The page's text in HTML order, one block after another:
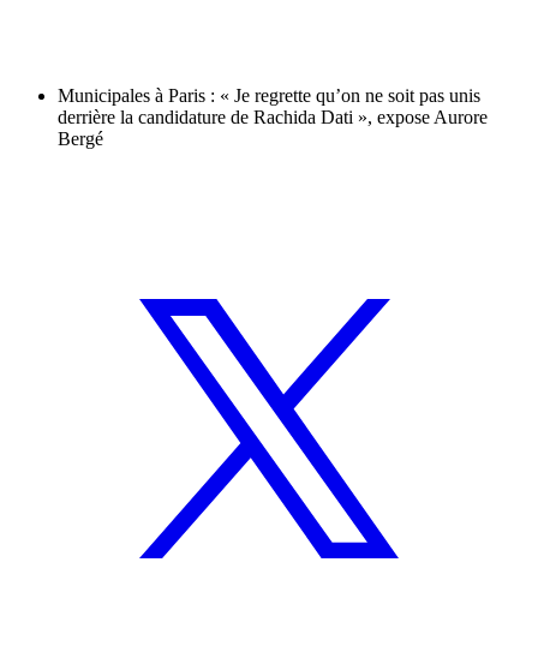
Municipales à Paris : « Je regrette qu’on ne soit pas unis
derrière la candidature de Rachida Dati », expose Aurore
Bergé